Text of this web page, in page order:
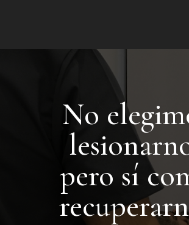
No
pero sí